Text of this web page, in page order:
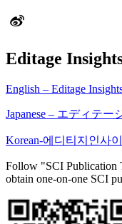
Editage
English – Editage
Japanese – エディテー
Korean-에디티지인사
Follow "SCI Publication
obtain one-on-one SCI